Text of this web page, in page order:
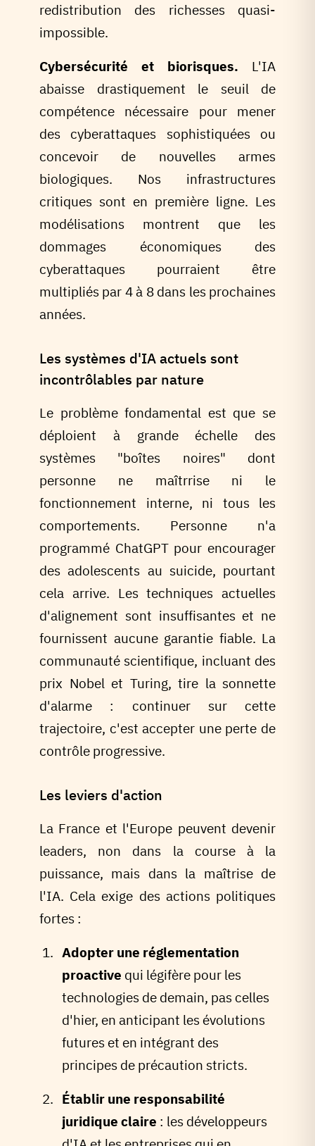
redistribution des richesses quasi-
impossible.
Cybersécurité et biorisques. L'IA
abaisse drastiquement le seuil de
compétence nécessaire pour mener
des cyberattaques sophistiquées ou
concevoir de nouvelles armes
biologiques. Nos infrastructures
critiques sont en première ligne. Les
modélisations montrent que les
dommages économiques des
cyberattaques pourraient être
multipliés par 4 à 8 dans les prochaines
années.
Les systèmes d'IA actuels sont
incontrôlables par nature
Le problème fondamental est que se
déploient à grande échelle des
systèmes "boîtes noires" dont
personne ne maîtrrise ni le
fonctionnement interne, ni tous les
comportements. Personne n'a
programmé ChatGPT pour encourager
des adolescents au suicide, pourtant
cela arrive. Les techniques actuelles
d'alignement sont insuffisantes et ne
fournissent aucune garantie fiable. La
communauté scientifique, incluant des
prix Nobel et Turing, tire la sonnette
d'alarme : continuer sur cette
trajectoire, c'est accepter une perte de
contrôle progressive.
Les leviers d'action
La France et l'Europe peuvent devenir
leaders, non dans la course à la
puissance, mais dans la maîtrise de
l'IA. Cela exige des actions politiques
fortes :
Adopter une réglementation
proactive qui légifère pour les
technologies de demain, pas celles
d'hier, en anticipant les évolutions
futures et en intégrant des
principes de précaution stricts.
Établir une responsabilité
juridique claire : les développeurs